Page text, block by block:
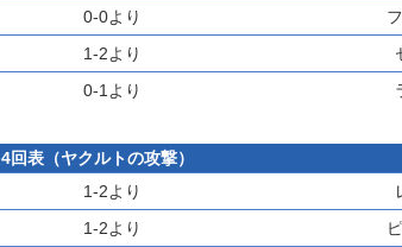
0-0より
1-2より
0-1より
4回表（ヤクルトの攻撃）
1-2より
1-2より